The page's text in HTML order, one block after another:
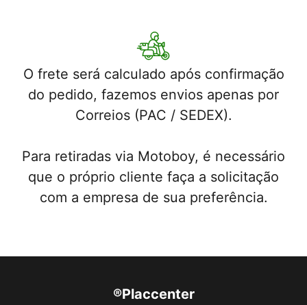
O frete será calculado após confirmação
do pedido, fazemos envios apenas por
Correios (PAC / SEDEX).
Para retiradas via Motoboy, é necessário
que o próprio cliente faça a solicitação
com a empresa de sua preferência.
®Placcenter